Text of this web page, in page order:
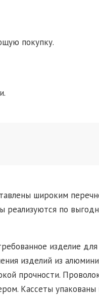
покупку.
широким
реализуются по
изделие
изделий из
прочности.
Кассеты